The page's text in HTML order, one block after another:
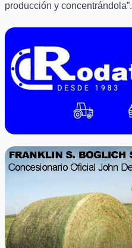
producción y concentrándola”.